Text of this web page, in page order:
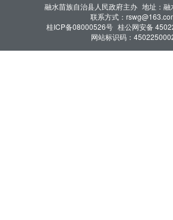
融水苗族自治县人民政府主办 地址：融
联系方式：
桂ICP备08000526号 桂公网安备
网站标识码：